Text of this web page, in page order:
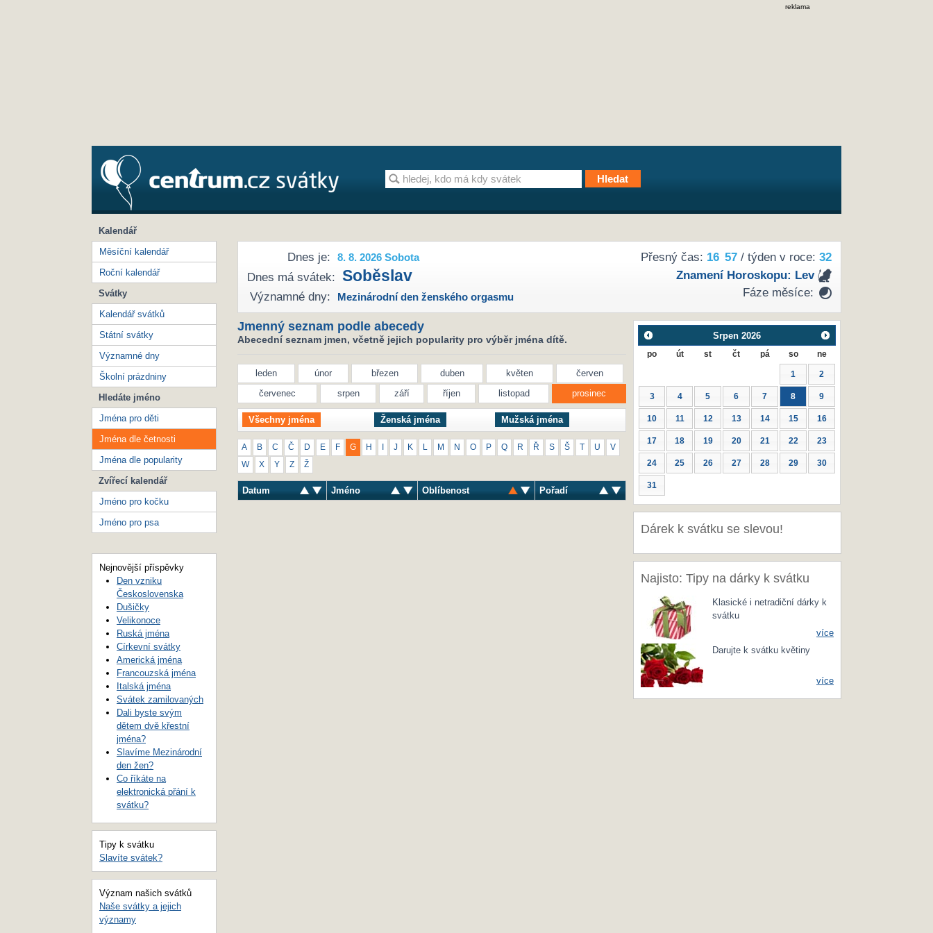
reklama
Přesný čas: 16 57/ týden v roce: 32
Znamení Horoskopu: Lev
Fáze měsíce:
Dnes je: 8. 8. 2026 Sobota
Dnes má svátek: Soběslav
Významné dny: Mezinárodní den ženského orgasmu
Jmenný seznam podle abecedy
Abecední seznam jmen, včetně jejich popularity pro výběr jména dítě.
leden únor březen duben květen
červen
červenec
srpen září říjen listopad prosinec
Všechny jména Ženská jména Mužská jména
A B C Č D E F G H J K M N O P Q R Ř S Š T U V
W X Y Z Ž
Datum Jméno Oblíbenost Pořadí
Srpen 2026
po út st čt pá so ne
1 2
3 4 5 6 7 8 9
10 11 12 13 14 15 16
17 18 19 20 21 22 23
24 25 26 27 28 29 30
31
Dárek k svátku se slevou!
Najisto: Tipy na dárky k svátku
Klasické i netradiční dárky k
svátku
více
Darujte k svátku květiny
více
Kalendář
Měsíční kalendář
Roční kalendář
Svátky
Kalendář svátků
Státní svátky
Významné dny
Školní prázdniny
Hledáte jméno
Jména pro děti
Jména dle četnosti
Jména dle popularity
Zvířecí kalendář
Jméno pro kočku
Jméno pro psa
Nejnovější příspěvky
Den vzniku
Československa
Dušičky
Velikonoce
Ruská jména
Církevní svátky
Americká jména
Francouzská jména
Italská jména
Svátek zamilovaných
Dali byste svým
dětem dvě křestní
jména?
Slavíme Mezinárodní
den žen?
Co říkáte na
elektronická přání k
svátku?
Tipy k svátku
Slavíte svátek?
Význam našich svátků
Naše svátky a jejich
významy